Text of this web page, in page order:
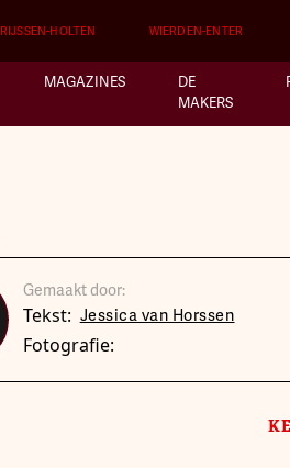
RIJSSEN-HOLTEN WIERDEN-ENTER
MAGAZINES
DE
MAKERS
Gemaakt door:
Tekst: Jessica van Horssen
Fotografie: